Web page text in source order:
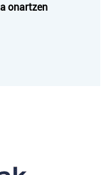
onartzen